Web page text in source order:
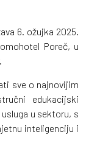
6. ožujka 2025.
Poreč, u
sve o najnovijim
edukacijski
u sektoru, s
inteligenciju i